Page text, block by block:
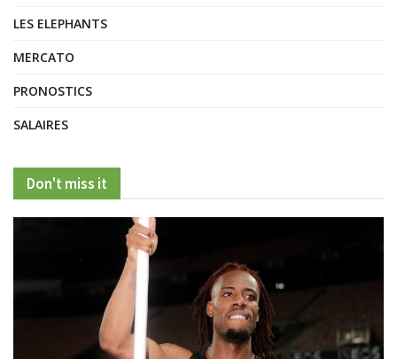
LES ELEPHANTS
MERCATO
PRONOSTICS
SALAIRES
Don't miss it